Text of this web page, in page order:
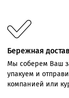
Бережная
Мы соберем Ваш
упакуем и
компанией или